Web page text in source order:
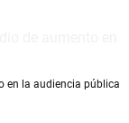
en la audiencia pública